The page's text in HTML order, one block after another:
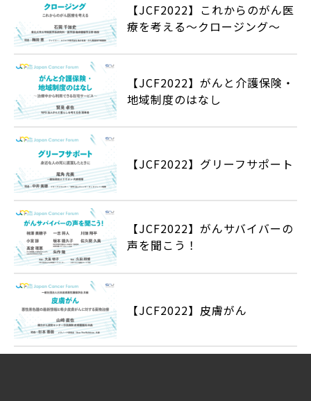
【JCF2022】これからのがん医
療を考える～クロージング～
【JCF2022】がんと介護保険・
地域制度のはなし
【JCF2022】グリーフサポート
【JCF2022】がんサバイバーの
声を聞こう！
【JCF2022】皮膚がん